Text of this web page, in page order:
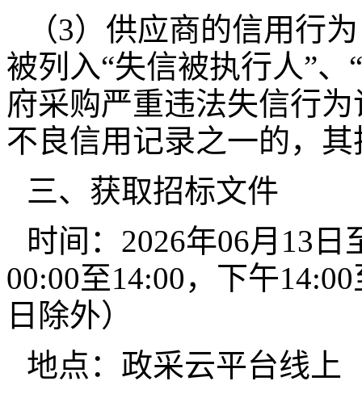
（3）供应商的信用行
被列入“失信被执行人”
府采购严重违法失信行
不良信用记录之一的，
三、获取招标文件
时间：2026年06月13
00:00至14:00，下午
日除外）
地点：政采云平台线上